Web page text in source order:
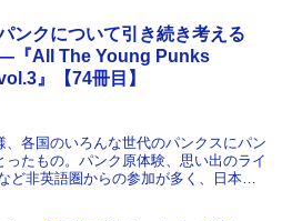
ンクについて引き続き考える
『All The Young Punks
』【74冊目】
各国のいろんな世代のパンクスにパン
たもの。パンク原体験、思い出のライ
ど非英語圏からの参加が多く、日本人